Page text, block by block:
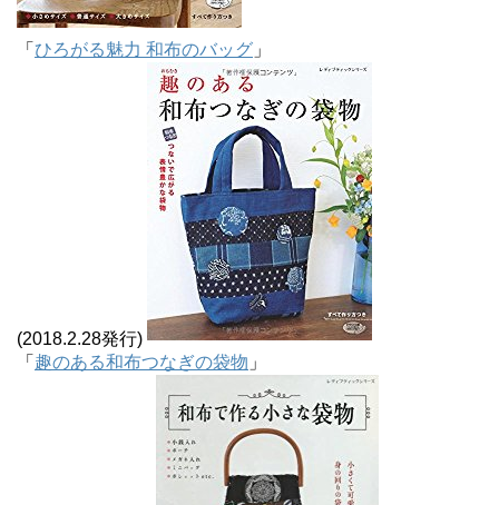
「 ひろがる魅力 和布のバッグ 」
(2018.2.28発行)
「 趣のある和布つなぎの袋物 」